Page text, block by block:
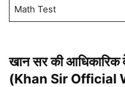
Math Test
खान सर की
(Khan Sir Official